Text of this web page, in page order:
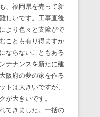
、福岡県を売って新
しいです。工事直後
より色々と支障がで
ことも有り得ますか
ならないこともある
テナンスを新たに建
阪府の夢の家を作る
トは大きいですが、
が大きいです。
てきました。一括の